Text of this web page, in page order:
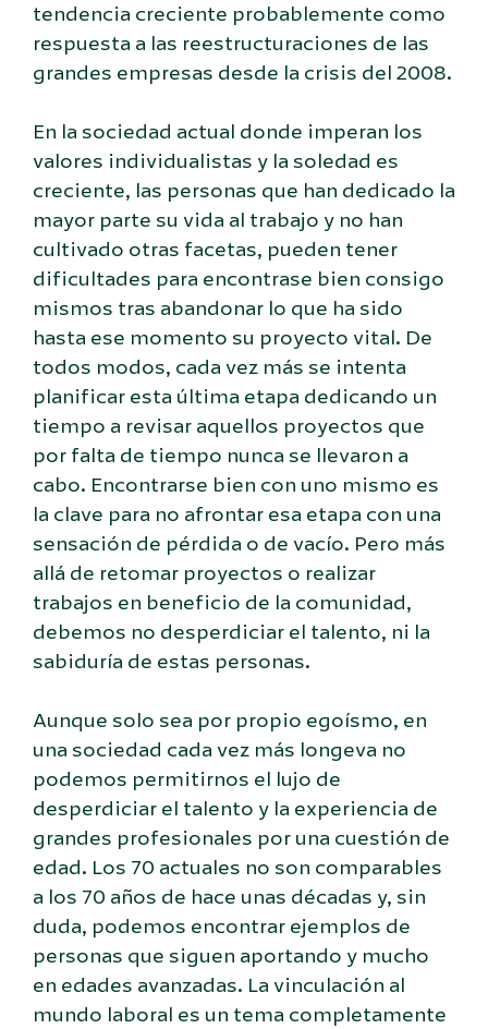
tendencia creciente probablemente como
respuesta a las reestructuraciones de las
grandes empresas desde la crisis del 2008.
En la sociedad actual donde imperan los
valores individualistas y la soledad es
creciente, las personas que han dedicado la
mayor parte su vida al trabajo y no han
cultivado otras facetas, pueden tener
dificultades para encontrase bien consigo
mismos tras abandonar lo que ha sido
hasta ese momento su proyecto vital. De
todos modos, cada vez más se intenta
planificar esta última etapa dedicando un
tiempo a revisar aquellos proyectos que
por falta de tiempo nunca se llevaron a
cabo. Encontrarse bien con uno mismo es
la clave para no afrontar esa etapa con una
sensación de pérdida o de vacío. Pero más
allá de retomar proyectos o realizar
trabajos en beneficio de la comunidad,
debemos no desperdiciar el talento, ni la
sabiduría de estas personas.
Aunque solo sea por propio egoísmo, en
una sociedad cada vez más longeva no
podemos permitirnos el lujo de
desperdiciar el talento y la experiencia de
grandes profesionales por una cuestión de
edad. Los 70 actuales no son comparables
a los 70 años de hace unas décadas y, sin
duda, podemos encontrar ejemplos de
personas que siguen aportando y mucho
en edades avanzadas. La vinculación al
mundo laboral es un tema completamente